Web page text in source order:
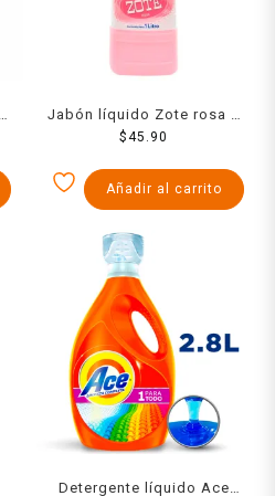
Jabón líquido Zote rosa 1
l
$45.90
Añadir al carrito
Detergente líquido Ace